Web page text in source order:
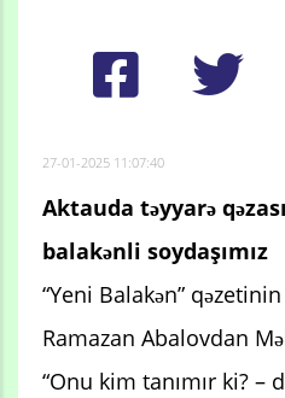
27-01-2025 11:07:40
Aktauda təyyarə
balakənli soydaşımız
“Yeni Balakən”
Ramazan Abalovdan
“Onu kim tanımır ki? –